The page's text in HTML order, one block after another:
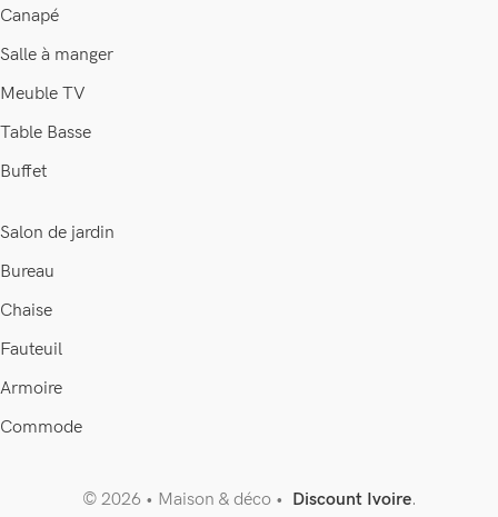
Canapé
Salle à manger
Meuble TV
Table Basse
Buffet
Salon de jardin
Bureau
Chaise
Fauteuil
Armoire
Commode
© 2026 • Maison & déco • Discount Ivoire.